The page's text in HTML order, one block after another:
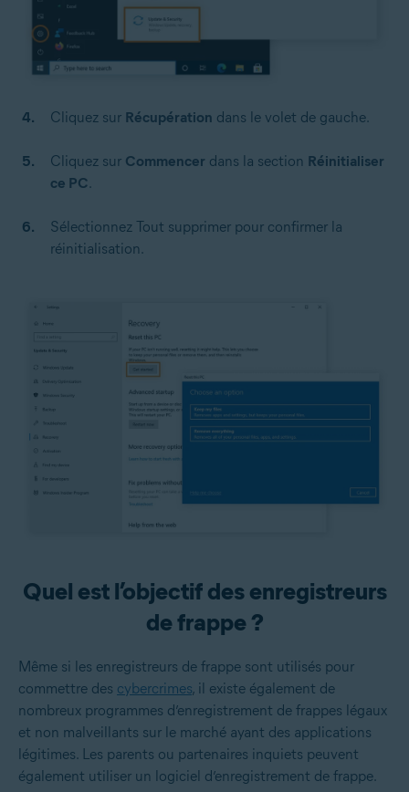
Cliquez sur Récupération dans le volet de gauche.
Cliquez sur Commencer dans la section Réinitialiser
ce PC.
Sélectionnez Tout supprimer pour confirmer la
réinitialisation.
Quel est l’objectif des enregistreurs
de frappe ?
Même si les enregistreurs de frappe sont utilisés pour
commettre des cybercrimes, il existe également de
nombreux programmes d’enregistrement de frappes légaux
et non malveillants sur le marché ayant des applications
légitimes. Les parents ou partenaires inquiets peuvent
également utiliser un logiciel d’enregistrement de frappe.